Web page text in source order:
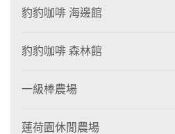
豹豹咖啡 海邊館
豹豹咖啡 森林館
一級棒農場
蓮荷園休閒農場